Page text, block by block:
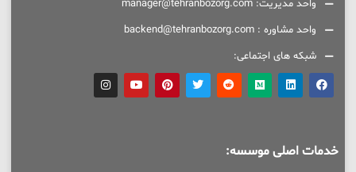
واحد مدیریت: manager@tehranbozorg.com
واحد مشاوره : backend@tehranbozorg.com
شبکه های اجتماعی:
خدمات اصلی موسسه: